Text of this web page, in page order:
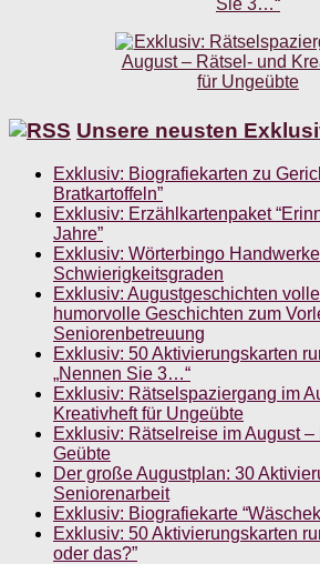
Unsere neusten
Exklusiv: Biografiekarten zu
Bratkartoffeln”
Exklusiv: Erzählkartenpaket
Jahre”
Exklusiv: Wörterbingo
Schwierigkeitsgraden
Exklusiv: Augustgeschichten
humorvolle Geschichten zum
Seniorenbetreuung
Exklusiv: 50 Aktivierungskarten
„Nennen Sie 3…“
Exklusiv: Rätselspaziergang im
Kreativheft für Ungeübte
Exklusiv: Rätselreise im August
Geübte
Der große Augustplan: 30
Seniorenarbeit
Exklusiv: Biografiekarte
Exklusiv: 50 Aktivierungskarten
oder das?”